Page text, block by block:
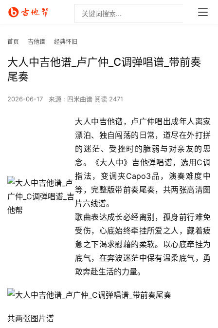
首页 吉他谱 经典怀旧
大人中吉他谱_卢广仲_C调弹唱谱_带前奏
尾奏
2026-06-17 来源 : 四米曲谱 阅读 2471
大人中吉他谱，卢广仲唱出成年人离家
漂泊、独自闯荡的日常，道尽在外打拼
的迷茫、受挫时的脆弱与对亲友的思
念。《大人中》吉他弹唱谱，选用C调
指法，变调夹Capo3品，演奏难度中
等，完整版带前奏尾奏，共两张高清图
片六线谱。
歌曲表达成长必经离别，孤身前行难免
受伤，心底始终牵挂所爱之人，藏着疲
惫之下渴求慰藉的柔软。以心底牵挂为
底气，在奔波迷茫中保有温柔底气，勇
敢奔赴生活的力量。
共两张图片谱